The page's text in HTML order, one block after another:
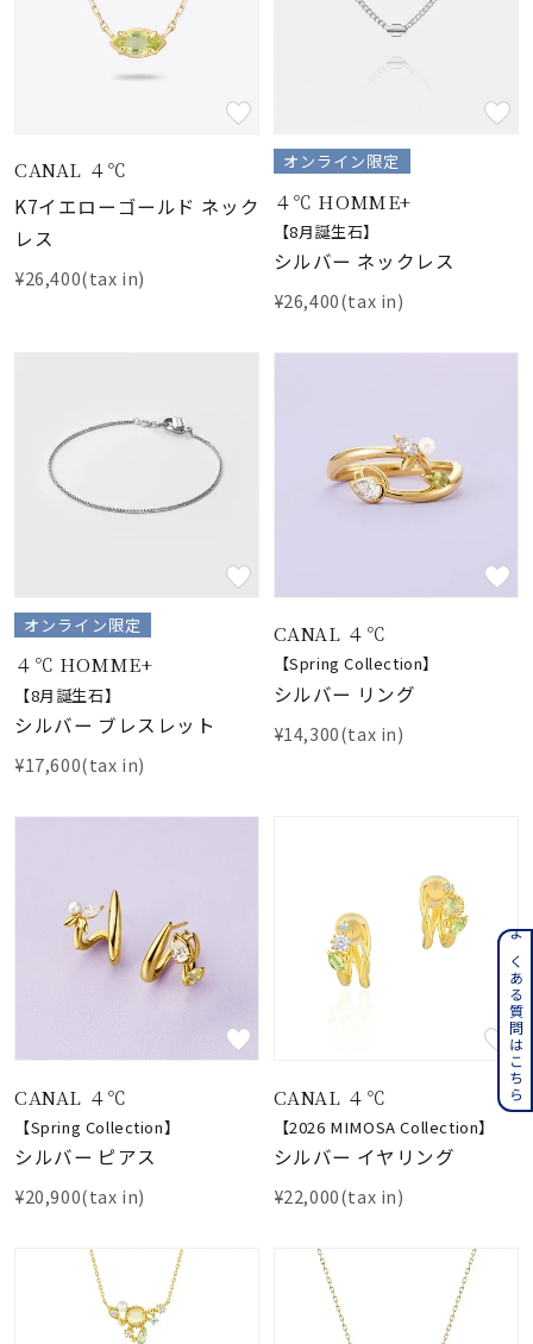
CANAL ４℃
K7イエローゴールド ネック
レス
¥26,400(tax in)
オンライン限定
４℃ HOMME+
【8月誕生石】
シルバー ネックレス
¥26,400(tax in)
オンライン限定
４℃ HOMME+
【8月誕生石】
シルバー ブレスレット
¥17,600(tax in)
CANAL ４℃
【Spring Collection】
シルバー リング
¥14,300(tax in)
CANAL ４℃
【Spring Collection】
シルバー ピアス
¥20,900(tax in)
CANAL ４℃
【2026 MIMOSA Collection】
シルバー イヤリング
¥22,000(tax in)
よくある質問はこちら